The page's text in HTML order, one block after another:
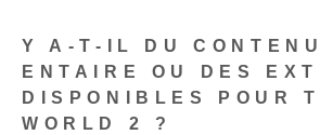
Y A-T-IL DU
ENTAIRE OU DES
DISPONIBLES POUR
WORLD 2 ?